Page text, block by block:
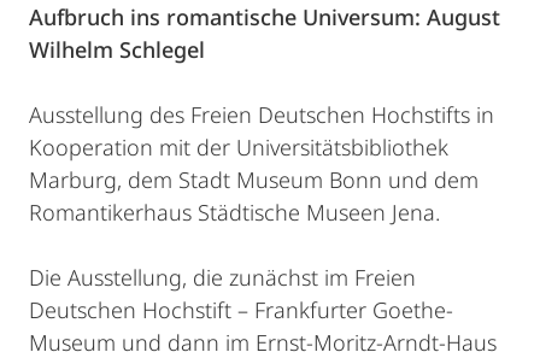
Aufbruch ins romantische Universum: August
Wilhelm Schlegel
Ausstellung des Freien Deutschen Hochstifts in
Kooperation mit der Universitätsbibliothek
Marburg, dem Stadt Museum Bonn und dem
Romantikerhaus Städtische Museen Jena.
Die Ausstellung, die zunächst im Freien
Deutschen Hochstift – Frankfurter Goethe-
Museum und dann im Ernst-Moritz-Arndt-Haus